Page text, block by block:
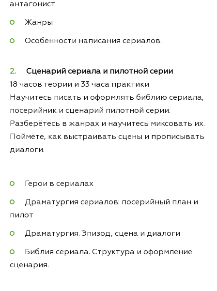
антагонист
Жанры
Особенности написания сериалов.
Сценарий сериала и пилотной серии
18 часов теории и 33 часа практики
Научитесь писать и оформлять библию сериала,
посерийник и сценарий пилотной серии.
Разберётесь в жанрах и научитесь миксовать их.
Поймёте, как выстраивать сцены и прописывать
диалоги.
Герои в сериалах
Драматургия сериалов: посерийный план и
пилот
Драматургия. Эпизод, сцена и диалоги
Библия сериала. Структура и оформление
сценария.